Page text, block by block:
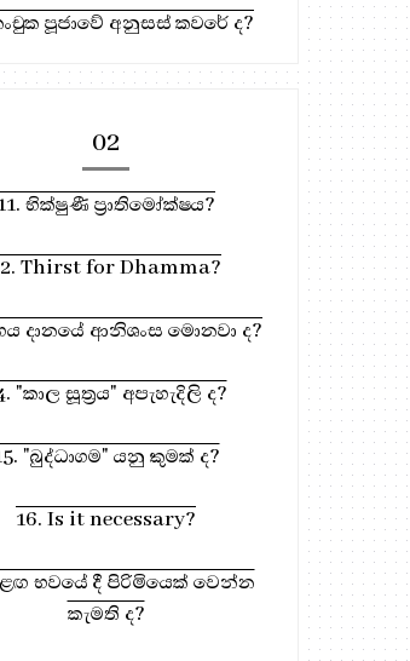
සත්‍ය...
338. මාරු
පූජාවේ අනුසස් කවරේ ද?
02
භික්ෂුණී ප්‍රාතිමෝක්ෂය?
Thirst for Dhamma?
දානයේ ආනිශංස මොනවා ද?
"කාල සූත්‍රය" අපැහැදිලි ද?
"බුද්ධාගම" යනු කුමක් ද?
16. Is it necessary?
භවයේ දී පිරිමියෙක් වෙන්න
කැමති ද?